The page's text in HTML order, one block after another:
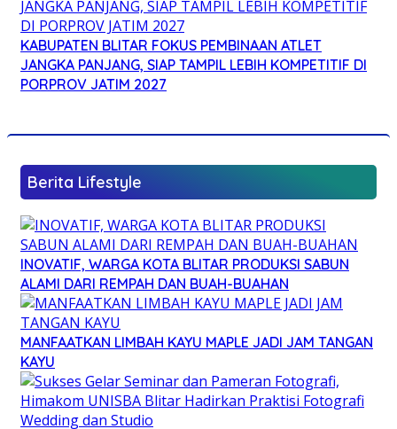
KABUPATEN BLITAR FOKUS PEMBINAAN ATLET
JANGKA PANJANG, SIAP TAMPIL LEBIH KOMPETITIF DI
PORPROV JATIM 2027
Berita Lifestyle
INOVATIF, WARGA KOTA BLITAR PRODUKSI SABUN
ALAMI DARI REMPAH DAN BUAH-BUAHAN
MANFAATKAN LIMBAH KAYU MAPLE JADI JAM TANGAN
KAYU